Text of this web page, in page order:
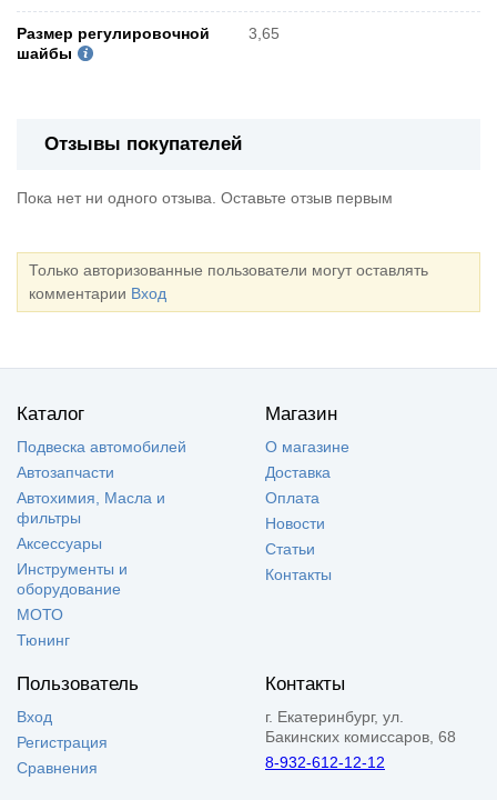
Размер регулировочной
шайбы
3,65
Отзывы покупателей
Пока нет ни одного отзыва. Оставьте отзыв первым
Только авторизованные пользователи могут оставлять
комментарии Вход
Каталог
Подвеска автомобилей
Автозапчасти
Автохимия, Масла и
фильтры
Аксессуары
Инструменты и
оборудование
МОТО
Тюнинг
Магазин
О магазине
Доставка
Оплата
Новости
Статьи
Контакты
Пользователь
Вход
Регистрация
Сравнения
Контакты
г. Екатеринбург, ул.
Бакинских комиссаров, 68
8-932-612-12-12